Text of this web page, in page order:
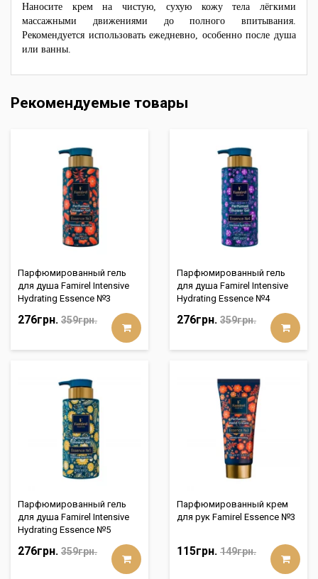
Наносите крем на чистую, сухую кожу тела лёгкими
массажными движениями до полного впитывания.
Рекомендуется использовать ежедневно, особенно после душа
или ванны.
Рекомендуемые товары
Парфюмированный гель
для душа Famirel Intensive
Hydrating Essence №3
276грн. 359грн.
Парфюмированный гель
для душа Famirel Intensive
Hydrating Essence №4
276грн. 359грн.
Парфюмированный гель
для душа Famirel Intensive
Hydrating Essence №5
276грн. 359грн.
Парфюмированный крем
для рук Famirel Essence №3
115грн. 149грн.